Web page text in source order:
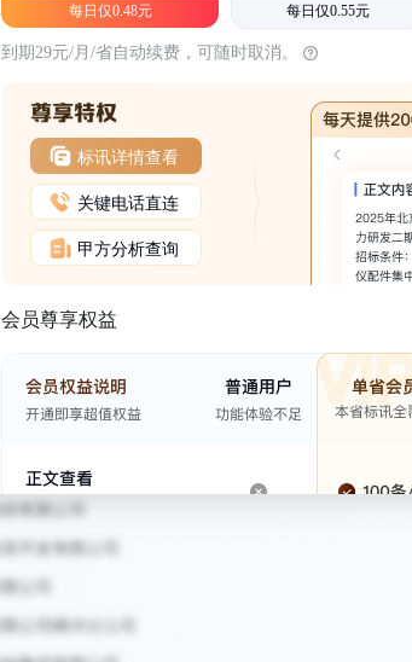
每日仅0.48元 每日仅0.55元
到期29元/月/省自动续费，可随时取消。
标讯详情查看
关键电话直连
甲方分析查询
会员尊享权益